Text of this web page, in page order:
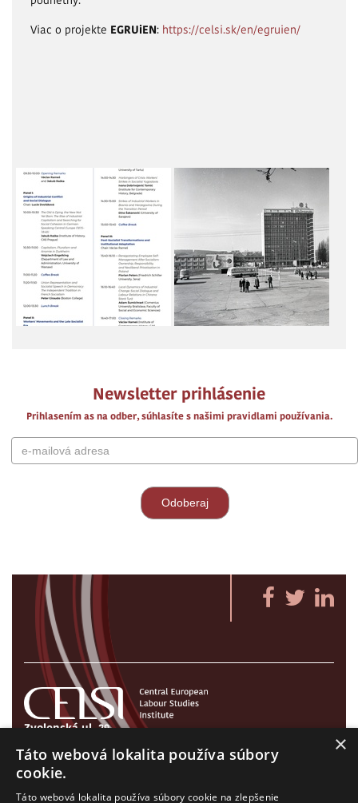
Viac o projekte EGRUiEN: https://celsi.sk/en/egruien/
Newsletter prihlásenie
Prihlasením as na odber, súhlasíte s našimi pravidlami používania.
Zvolenská ul. 29
821 09 Bratislava, Slovenská republika
Tel./Fax:+421 2 207 35 767
E-mail: info@celsi.sk
×
Táto webová lokalita používa súbory
cookie.
Táto webová lokalita používa súbory cookie na zlepšenie